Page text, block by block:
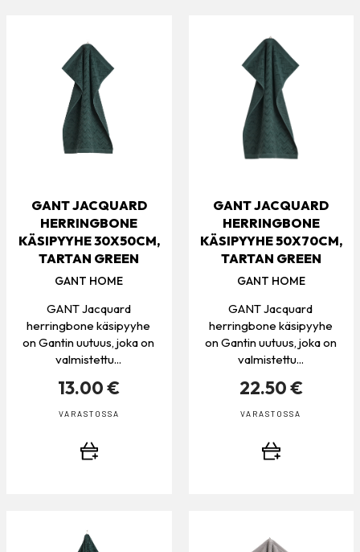
GANT JACQUARD
HERRINGBONE
KÄSIPYYHE 30X50CM,
TARTAN GREEN
GANT HOME
GANT Jacquard
herringbone käsipyyhe
on Gantin uutuus, joka on
valmistettu...
13.00 €
VARASTOSSA
GANT JACQUARD
HERRINGBONE
KÄSIPYYHE 50X70CM,
TARTAN GREEN
GANT HOME
GANT Jacquard
herringbone käsipyyhe
on Gantin uutuus, joka on
valmistettu...
22.50 €
VARASTOSSA